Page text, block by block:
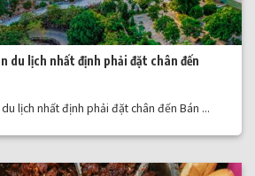
du lịch nhất định phải đặt chân đến
lịch nhất định phải đặt chân đến Bán ...